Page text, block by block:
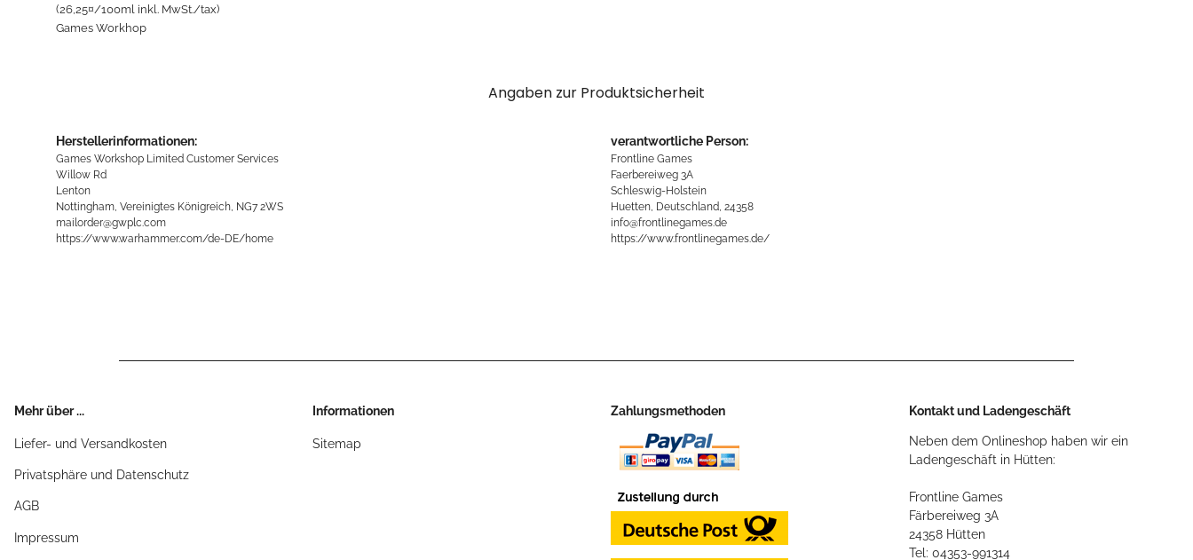
(26,25¤/100ml inkl. MwSt./tax)
Games Workhop
Angaben zur Produktsicherheit
Herstellerinformationen:
Games Workshop Limited Customer Services
Willow Rd
Lenton
Nottingham, Vereinigtes Königreich, NG7 2WS
mailorder@gwplc.com
https://www.warhammer.com/de-DE/home
verantwortliche Person:
Frontline Games
Faerbereiweg 3A
Schleswig-Holstein
Huetten, Deutschland, 24358
info@frontlinegames.de
https://www.frontlinegames.de/
Mehr über ...
Liefer- und Versandkosten
Privatsphäre und Datenschutz
AGB
Impressum
Informationen
Sitemap
Zahlungsmethoden Kontakt und Ladengeschäft
Neben dem Onlineshop haben wir ein
Ladengeschäft in Hütten:
Frontline Games
Färbereiweg 3A
24358 Hütten
Tel: 04353-991314